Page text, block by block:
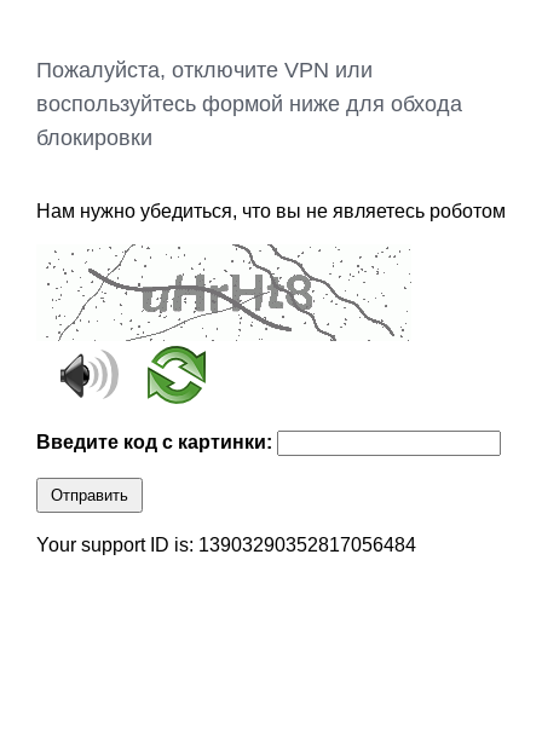
Пожалуйста, отключите VPN или
воспользуйтесь формой ниже для обхода
блокировки
Нам нужно убедиться, что вы не являетесь роботом
Введите код с картинки:
Отправить
Your support ID is: 13903290352817056484